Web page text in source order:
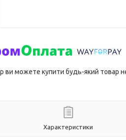
ви можете купити будь-який товар
Характеристики